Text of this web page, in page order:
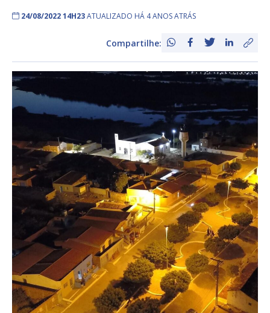
24/08/2022 14H23ATUALIZADO HÁ 4 ANOS ATRÁS
Compartilhe: